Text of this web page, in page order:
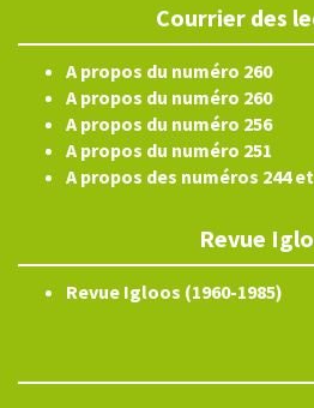
Courrier des
A propos du numéro 260
A propos du numéro 260
A propos du numéro 256
A propos du numéro 251
A propos des numéros 244
Revue
Revue Igloos (1960-1985)